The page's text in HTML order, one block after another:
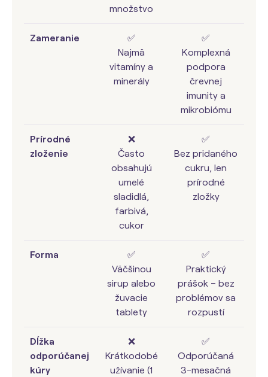
množstvo
Zameranie
✅
Najmä
vitamíny a
minerály
✅
Komplexná
podpora
črevnej
imunity a
mikrobiómu
Prírodné
zloženie
❌
Často
obsahujú
umelé
sladidlá,
farbivá,
cukor
✅
Bez pridaného
cukru, len
prírodné
zložky
Forma
✅
Väčšinou
sirup alebo
žuvacie
tablety
✅
Praktický
prášok – bez
problémov sa
rozpustí
Dĺžka
odporúčanej
kúry
❌
Krátkodobé
užívanie (1
✅
Odporúčaná
3-mesačná